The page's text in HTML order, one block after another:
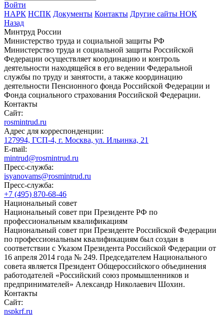
Войти
НАРК НСПК Документы Контакты Другие сайты НОК
Назад
Минтруд России
Министерство труда и социальной защиты РФ
Министерство труда и социальной защиты Российской
Федерации осуществляет координацию и контроль
деятельности находящейся в его ведении Федеральной
службы по труду и занятости, а также координацию
деятельности Пенсионного фонда Российской Федерации и
Фонда социального страхования Российской Федерации.
Контакты
Сайт:
rosmintrud.ru
Адрес для корреспонденции:
127994, ГСП-4, г. Москва, ул. Ильинка, 21
E-mail:
mintrud@rosmintrud.ru
Пресс-служба:
isyanovams@rosmintrud.ru
Пресс-служба:
+7 (495) 870-68-46
Национальный совет
Национальный совет при Президенте РФ по
профессиональным квалификациям
Национальный совет при Президенте Российской Федерации
по профессиональным квалификациям был создан в
соответствии с Указом Президента Российской Федерации от
16 апреля 2014 года № 249. Председателем Национального
совета является Президент Общероссийского объединения
работодателей «Российский союз промышленников и
предпринимателей» Александр Николаевич Шохин.
Контакты
Сайт:
nspkrf.ru